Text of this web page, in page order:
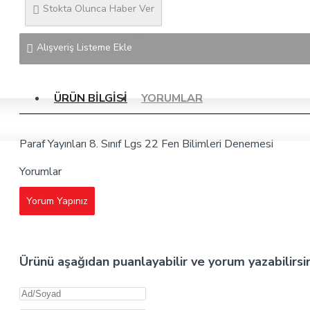
Stokta Olunca Haber Ver
Alışveriş Listeme Ekle
ÜRÜN BILGISI YORUMLAR
Paraf Yayınları 8. Sınıf Lgs 22 Fen Bilimleri Denemesi
Yorumlar
Yorum Yapınız
Ürünü aşağıdan puanlayabilir ve yorum